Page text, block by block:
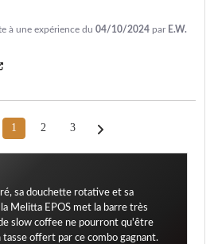
à une expérience du 04/10/2024 par E.W.
1 2 3
sa douchette rotative et sa
Melitta EPOS met la barre très
slow coffee ne pourront qu'être
offert par ce combo gagnant.